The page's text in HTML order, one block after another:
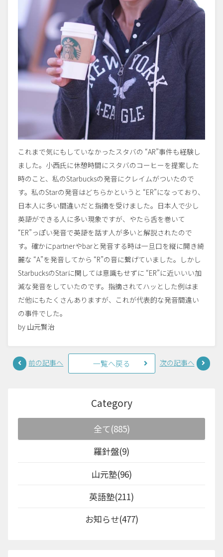
これまで気にもしていなかったスタバの “AR”事件も経験し
ました。小西氏に休憩時間にスタバのコーヒーを提案した
時のこと、私のStarbucksの発音にクレイムがついたので
す。私のStarの発音はどちらかというと “ER”になっており、
日本人に多い間違いだと指摘を受けました。日本人で少し
英語ができる人に多い現象ですが、やたら舌を巻いて
“ER”っぽい発音で英語を話す人が多いと解説されたので
す。確かにpartnerやbarと発音する時は一旦口を縦に開き綺
麗な “A”を発音してから “R”の音に繋げていました。しかし
StarbucksのStarに関しては意識もせずに “ER”に近いいい加
減な発音をしていたのです。指摘されてハッとした例はま
だ他にもたくさんありますが、これが代表的な発音間違い
の事件でした。
by 山元賢治
前の記事へ 一覧へ戻る 次の記事へ
Category
全て(885)
羅針盤(9)
山元塾(96)
英語塾(211)
お知らせ(477)